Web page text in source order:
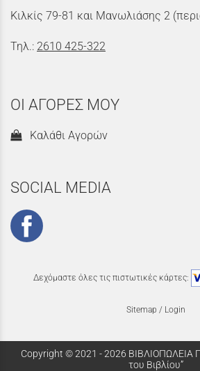
Κιλκίς 79-81 και Μανωλιάσης 2
Τηλ.: 2610 425-322
ΟΙ ΑΓΟΡΕΣ ΜΟΥ
Καλάθι Αγορών
SOCIAL MEDIA
Δεχόμαστε όλες τις πιστωτικές κάρτες:
Sitemap / Login
Copyright © 2021 - 2026 ΒΙΒΛΙΟΠΩΛΕΙΑ
του Βιβλίου”